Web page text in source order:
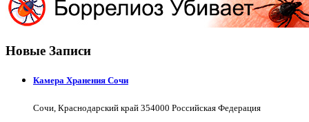
Новые Записи
Камера Хранения Сочи
Сочи, Краснодарский край 354000 Российская Федерация